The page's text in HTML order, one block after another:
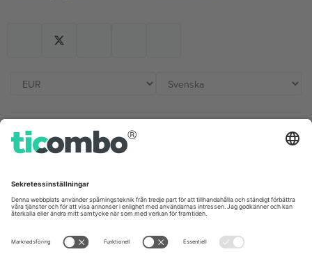
Kontor och support
Unter den Linden 24, 10117
Berlin, Germany
London, EC1V 1AW, United
Kingdom
United States
Switzerland